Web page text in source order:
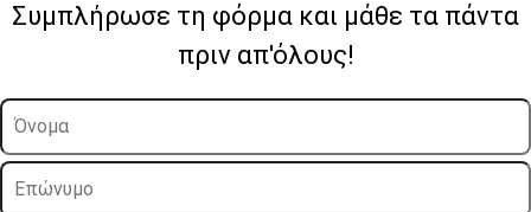
Συμπλήρωσε τη φόρμα και μάθε τα πάντα
πριν απ'όλους!